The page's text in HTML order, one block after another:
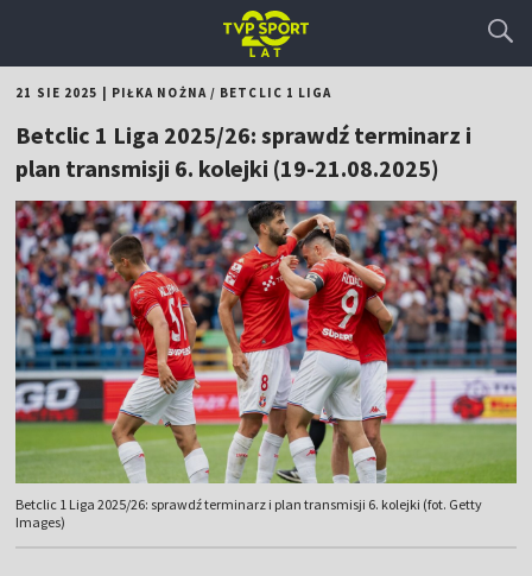
21 SIE 2025 PIŁKA NOŻNA/ BETCLIC 1 LIGA
Betclic 1 Liga 2025/26: sprawdź terminarz i
plan transmisji 6. kolejki (19-21.08.2025)
Betclic 1 Liga 2025/26: sprawdź terminarz i plan transmisji 6. kolejki (fot. Getty
Images)